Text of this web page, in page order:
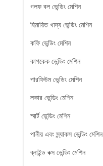
গলফ বল ভেন্ডিং মেশিন
হিমায়িত খাদ্য ভেন্ডিং মেশিন
কফি ভেন্ডিং মেশিন
কাপকেক ভেন্ডিং মেশিন
পারফিউম ভেন্ডিং মেশিন
লকার ভেন্ডিং মেশিন
স্মার্ট ভেন্ডিং মেশিন
পানীয় এবং স্ন্যাকস ভেন্ডিং মেশিন
ব্লাইন্ড বক্স ভেন্ডিং মেশিন